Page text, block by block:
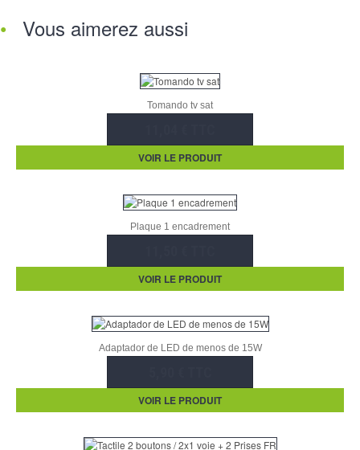
Vous aimerez aussi
Tomando tv sat
VOIR LE PRODUIT
Plaque 1 encadrement
VOIR LE PRODUIT
Adaptador de LED de menos de 15W
VOIR LE PRODUIT